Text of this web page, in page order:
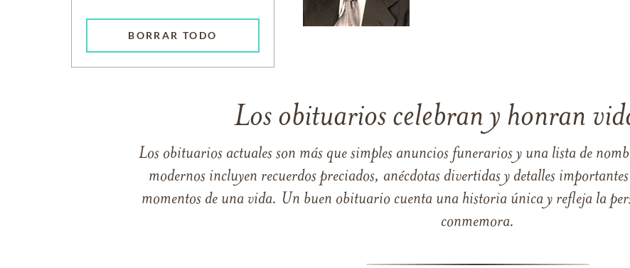
BORRAR TODO
Los obituarios celebran y honran
Los obituarios actuales son más que simples anuncios funerarios y una lista de
modernos incluyen recuerdos preciados, anécdotas divertidas y detalles
momentos de una vida. Un buen obituario cuenta una historia única y refleja la
conmemora.